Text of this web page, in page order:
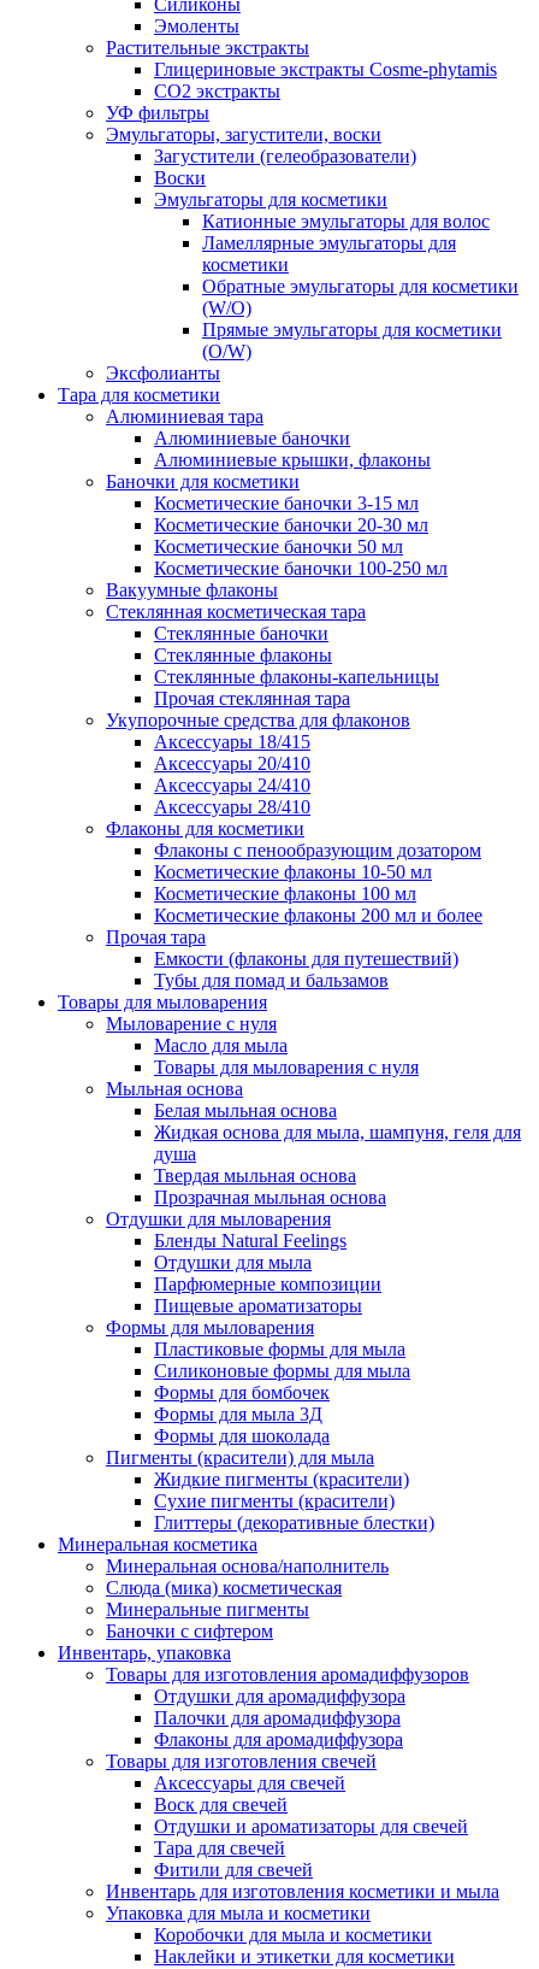
Силиконы
Эмоленты
Растительные экстракты
Глицериновые экстракты Cosme-phytamis
СО2 экстракты
УФ фильтры
Эмульгаторы, загустители, воски
Загустители (гелеобразователи)
Воски
Эмульгаторы для косметики
Катионные эмульгаторы для волос
Ламеллярные эмульгаторы для
косметики
Обратные эмульгаторы для косметики
(W/O)
Прямые эмульгаторы для косметики
(O/W)
Эксфолианты
Тара для косметики
Алюминиевая тара
Алюминиевые баночки
Алюминиевые крышки, флаконы
Баночки для косметики
Косметические баночки 3-15 мл
Косметические баночки 20-30 мл
Косметические баночки 50 мл
Косметические баночки 100-250 мл
Вакуумные флаконы
Стеклянная косметическая тара
Стеклянные баночки
Стеклянные флаконы
Стеклянные флаконы-капельницы
Прочая стеклянная тара
Укупорочные средства для флаконов
Аксессуары 18/415
Аксессуары 20/410
Аксессуары 24/410
Аксессуары 28/410
Флаконы для косметики
Флаконы с пенообразующим дозатором
Косметические флаконы 10-50 мл
Косметические флаконы 100 мл
Косметические флаконы 200 мл и более
Прочая тара
Емкости (флаконы для путешествий)
Тубы для помад и бальзамов
Товары для мыловарения
Мыловарение с нуля
Масло для мыла
Товары для мыловарения с нуля
Мыльная основа
Белая мыльная основа
Жидкая основа для мыла, шампуня, геля для
душа
Твердая мыльная основа
Прозрачная мыльная основа
Отдушки для мыловарения
Бленды Natural Feelings
Отдушки для мыла
Парфюмерные композиции
Пищевые ароматизаторы
Формы для мыловарения
Пластиковые формы для мыла
Силиконовые формы для мыла
Формы для бомбочек
Формы для мыла 3Д
Формы для шоколада
Пигменты (красители) для мыла
Жидкие пигменты (красители)
Сухие пигменты (красители)
Глиттеры (декоративные блестки)
Минеральная косметика
Минеральная основа/наполнитель
Слюда (мика) косметическая
Минеральные пигменты
Баночки с сифтером
Инвентарь, упаковка
Товары для изготовления аромадиффузоров
Отдушки для аромадиффузора
Палочки для аромадиффузора
Флаконы для аромадиффузора
Товары для изготовления свечей
Аксессуары для свечей
Воск для свечей
Отдушки и ароматизаторы для свечей
Тара для свечей
Фитили для свечей
Инвентарь для изготовления косметики и мыла
Упаковка для мыла и косметики
Коробочки для мыла и косметики
Наклейки и этикетки для косметики